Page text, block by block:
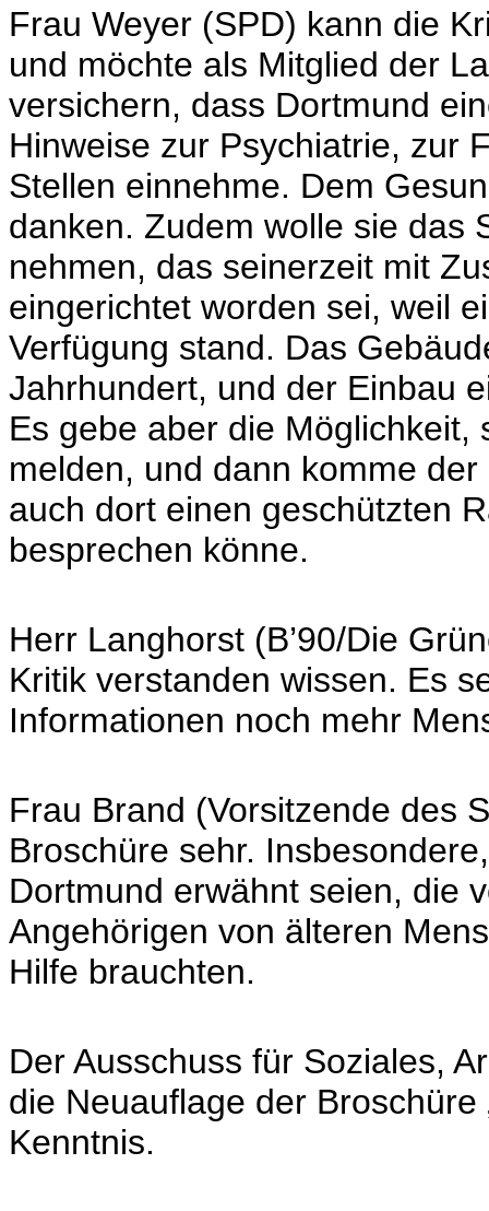
Frau Weyer (SPD) kann die
und möchte als Mitglied der
versichern, dass Dortmund
Hinweise zur Psychiatrie, zur
Stellen einnehme. Dem
danken. Zudem wolle sie das
nehmen, das seinerzeit mit
eingerichtet worden sei, weil
Verfügung stand. Das
Jahrhundert, und der Einbau
Es gebe aber die
melden, und dann komme
auch dort einen geschützten
besprechen könne.
Herr Langhorst (B’90/Die
Kritik verstanden wissen. Es
Informationen noch mehr
Frau Brand (Vorsitzende des
Broschüre sehr.
Dortmund erwähnt seien, die
Angehörigen von älteren
Hilfe brauchten.
Der Ausschuss für Soziales,
die Neuauflage der Broschüre
Kenntnis.